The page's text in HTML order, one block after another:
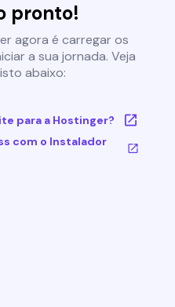
pronto!
agora é carregar os
a sua jornada. Veja
abaixo:
para a Hostinger?
com o Instalador